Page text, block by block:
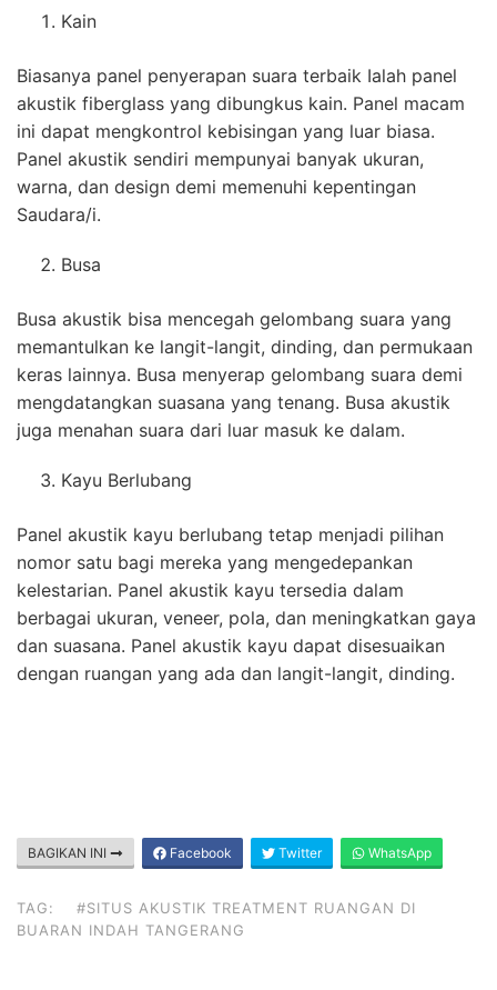
Kain
Biasanya panel penyerapan suara terbaik Ialah panel
akustik fiberglass yang dibungkus kain. Panel macam
ini dapat mengkontrol kebisingan yang luar biasa.
Panel akustik sendiri mempunyai banyak ukuran,
warna, dan design demi memenuhi kepentingan
Saudara/i.
Busa
Busa akustik bisa mencegah gelombang suara yang
memantulkan ke langit-langit, dinding, dan permukaan
keras lainnya. Busa menyerap gelombang suara demi
mengdatangkan suasana yang tenang. Busa akustik
juga menahan suara dari luar masuk ke dalam.
Kayu Berlubang
Panel akustik kayu berlubang tetap menjadi pilihan
nomor satu bagi mereka yang mengedepankan
kelestarian. Panel akustik kayu tersedia dalam
berbagai ukuran, veneer, pola, dan meningkatkan gaya
dan suasana. Panel akustik kayu dapat disesuaikan
dengan ruangan yang ada dan langit-langit, dinding.
BAGIKAN INI Facebook Twitter WhatsApp
TAG:
#SITUS AKUSTIK TREATMENT RUANGAN DI
BUARAN INDAH TANGERANG